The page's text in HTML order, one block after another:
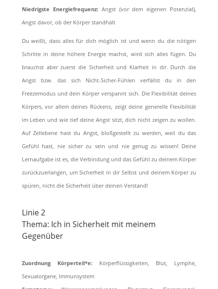
Niedrigste Energiefrequenz:Angst (vor dem eigenen Potenzial),
Angst davor, ob der Körper standhält
Du weißt, dass alles für dich möglich ist und wenn du die nötigen
Schritte in deine höhere Energie machst, wird sich alles fügen. Du
brauchst aber zuerst die Sicherheit und Klarheit in dir. Durch die
Angst bzw. das sich Nicht-Sicher-Fühlen verfällst du in den
Freezemodus und dein Körper verspannt sich. Die Flexibilität deines
Körpers, vor allem deines Rückens, zeigt deine generelle Flexibilität
im Leben und wie tief deine Angst sitzt, dich nicht zeigen zu wollen.
Auf Zellebene hast du Angst, bloßgestellt zu werden, weil du das
Gefühl hast, nie sicher zu sein und nie genug zu wissen! Deine
Lernaufgabe ist es, die Verbindung und das Gefühl zu deinem Körper
zurückzuerlangen, um Sicherheit in dir Selbst und deinem Körper zu
spüren, nicht die Sicherheit über deinen Verstand!
Linie 2
Thema: Ich in Sicherheit mit meinem
Gegenüber
Zuordnung Körperteil*e:Körperﬂüssigkeiten, Blut, Lymphe,
Sexualorgane, Immunsystem